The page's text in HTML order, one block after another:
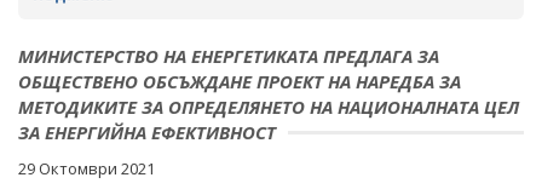
НОВИНИ
ПРЕДСТОЯЩИ СЪБИТИЯ
ЗА ОБЩЕСТВЕНО ОБСЪЖДАНЕ
МИНИСТЕРСТВО НА ЕНЕРГЕТИКАТА ПРЕДЛАГА ЗА
ОБЩЕСТВЕНО ОБСЪЖДАНЕ ПРОЕКТ НА НАРЕДБА ЗА
МЕТОДИКИТЕ ЗА ОПРЕДЕЛЯНЕТО НА НАЦИОНАЛНАТА ЦЕЛ
ЗА ЕНЕРГИЙНА ЕФЕКТИВНОСТ
29 Октомври 2021